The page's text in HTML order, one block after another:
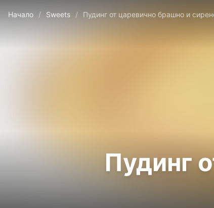
Начало / Sweets / Пудинг от царевично брашно и
Пудинг